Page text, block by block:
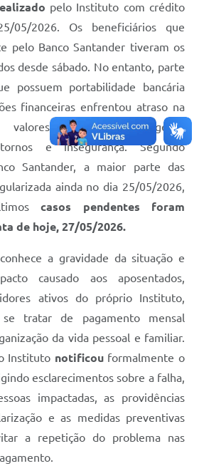
pelo Instituto com crédito
05/2026. Os beneficiários que
pelo Banco Santander tiveram os
desde sábado. No entanto, parte
possuem portabilidade bancária
financeiras enfrentou atraso na
valores, situação que gerou
e insegurança. Segundo
Santander, a maior parte das
ainda no dia 25/05/2026,
casos pendentes foram
de hoje, 27/05/2026.
a gravidade da situação e
causado aos aposentados,
ativos do próprio Instituto,
tratar de pagamento mensal
da vida pessoal e familiar.
Instituto notificou formalmente o
esclarecimentos sobre a falha,
impactadas, as providências
e as medidas preventivas
a repetição do problema nas